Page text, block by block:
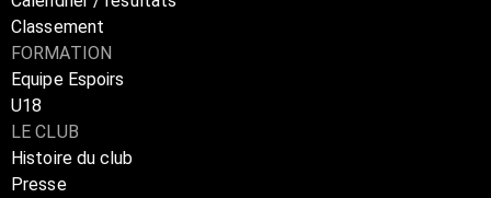
Classement
FORMATION
Equipe Espoirs
U18
LE CLUB
Histoire du club
Presse